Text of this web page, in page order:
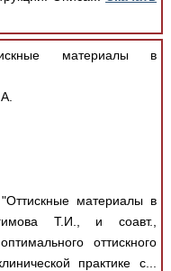
материалы в
материалы в
Т.И., и соавт.,
оттискного
практике с...